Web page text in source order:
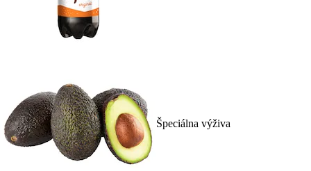
Špeciálna výživa